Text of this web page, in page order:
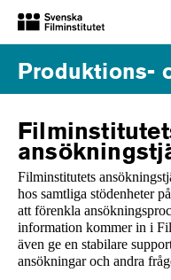
Produktions-
Filminstitutets
hos samtliga stödenheter
att förenkla
information kommer in i
även ge en stabilare
ansökningar och andra